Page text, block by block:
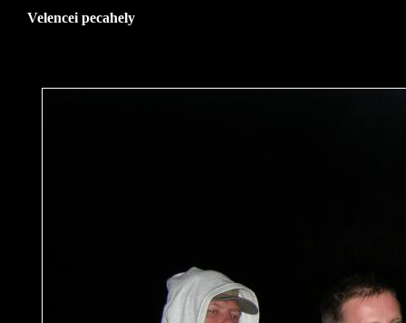
Velencei pecahely